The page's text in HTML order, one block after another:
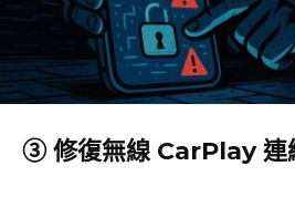
③ 修復無線 CarPlay 連